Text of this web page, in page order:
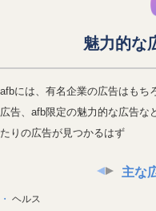
魅力的な
afbには、有名企業の広告はもち
広告、afb限定の魅力的な広告な
たりの広告が見つかるはず
主な
ヘルス